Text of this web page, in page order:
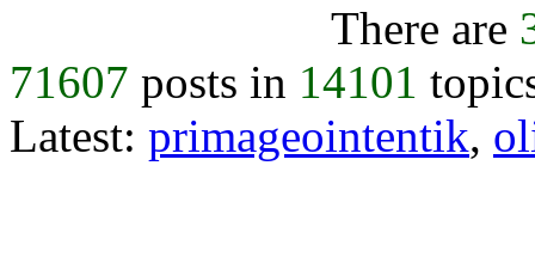
There are
71607 posts in 14101
Latest: primageointentik,